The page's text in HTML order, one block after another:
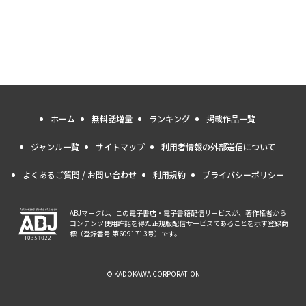
ホーム 無料話増量 ランキング 掲載作品一覧
ジャンル一覧 サイトマップ 利用者情報の外部送信について
よくあるご質問 / お問い合わせ 利用規約 プライバシーポリシー
ABJマークは、この電子書店・電子書籍配信サービスが、著作権者から
コンテンツ使用許諾を得た正規版配信サービスであることを示す登録商
標（登録番号 第6091713号）です。
© KADOKAWA CORPORATION